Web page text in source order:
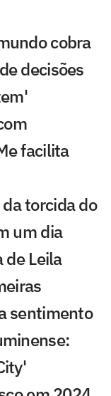
cobra
decisões
facilita
torcida do
um dia
de Leila
sentimento